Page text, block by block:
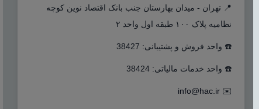
📍 تهران - میدان بهارستان جنب بانک اقتصاد نوین کوچه
نظامیه پلاک ۱۰۰ طبقه اول واحد ۲
☎️ واحد فروش و پشتیبانی: 38427
☎️ واحد خدمات مالیاتی: 38424
✉️
info@hac.ir